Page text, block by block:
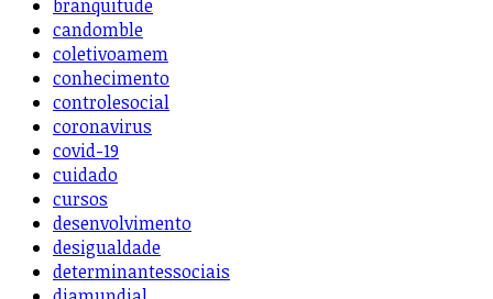
branquitude
candomble
coletivoamem
conhecimento
controlesocial
coronavirus
covid-19
cuidado
cursos
desenvolvimento
desigualdade
determinantessociais